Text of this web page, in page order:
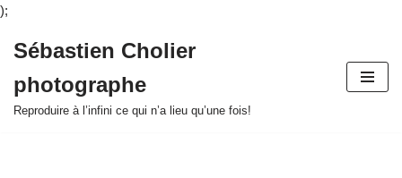
);
au
contenu
Sébastien Cholier
photographe
Reproduire à l’infini ce qui n’a lieu qu’une fois!